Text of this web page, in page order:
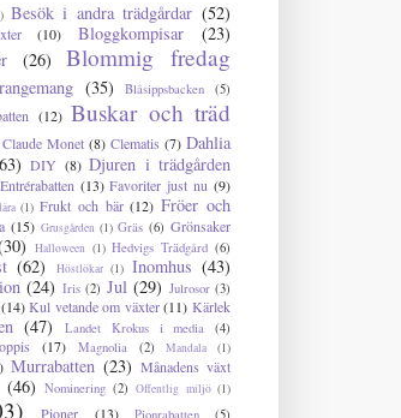
Besök i andra trädgårdar (52)
(10) Bloggkompisar
(23)
(26)
Blommig fredag
(35) Blåsippsbacken (5)
(12) Buskar och träd
Claude Monet (8) Clematis (7) Dahlia
DIY (8) Djuren i trädgården
Entrérabatten (13) Favoriter just nu (9)
(1) Frukt och bär (12) Fröer och
(15) Grusgården (1) Gräs (6) Grönsaker
Halloween (1) Hedvigs Trädgård (6)
(62) Höstlökar (1) Inomhus (43)
(24) Iris (2) Jul (29) Julrosor (3)
(14) Kul vetande om växter (11) Kärlek
(47) Landet Krokus i media
(4)
(17) Magnolia (2) Mandala (1)
Murrabatten (23) Månadens växt
(46) Nominering (2) Offentlig miljö (1)
Pioner (13)